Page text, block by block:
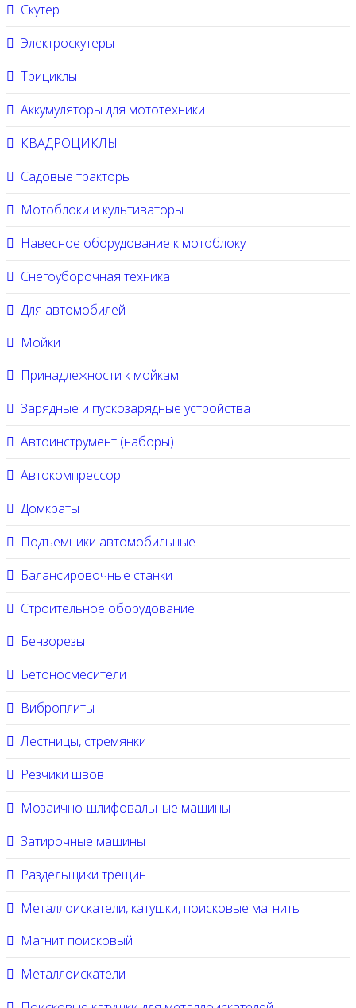
Скутер
Электроскутеры
Трициклы
Аккумуляторы для мототехники
КВАДРОЦИКЛЫ
Садовые тракторы
Мотоблоки и культиваторы
Навесное оборудование к мотоблоку
Снегоуборочная техника
Для автомобилей
Мойки
Принадлежности к мойкам
Зарядные и пускозарядные устройства
Автоинструмент (наборы)
Автокомпрессор
Домкраты
Подъемники автомобильные
Балансировочные станки
Строительное оборудование
Бензорезы
Бетоносмесители
Виброплиты
Лестницы, стремянки
Резчики швов
Мозаично-шлифовальные машины
Затирочные машины
Раздельщики трещин
Металлоискатели, катушки, поисковые магниты
Магнит поисковый
Металлоискатели